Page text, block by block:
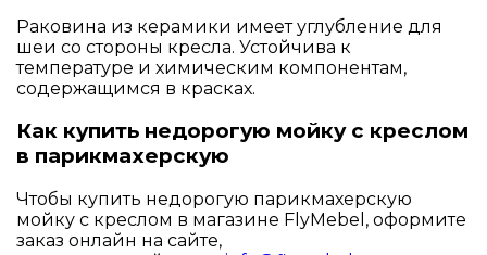
Раковина из керамики имеет углубление для
шеи со стороны кресла. Устойчива к
температуре и химическим компонентам,
содержащимся в красках.
Как купить недорогую мойку с креслом
в парикмахерскую
Чтобы купить недорогую парикмахерскую
мойку с креслом в магазине FlyMebel, оформите
заказ онлайн на сайте,